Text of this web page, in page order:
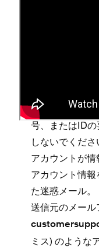
銀行口座⁠、ユ⁠ー
号⁠、またはID
しないでくださ
アカウントが情
アカウント情
た迷惑メ⁠ール⁠。
送信元のメ⁠ール
ミス⁠) のような